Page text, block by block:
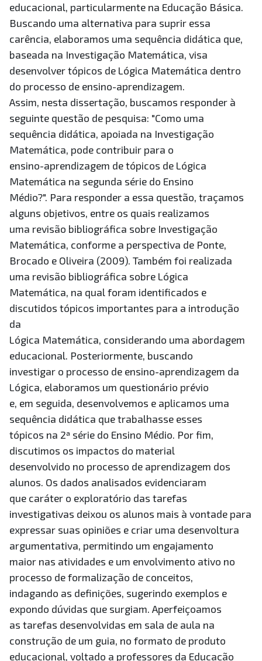
educacional, particularmente na Educação Básica.
Buscando uma alternativa para suprir essa
carência, elaboramos uma sequência didática que,
baseada na Investigação Matemática, visa
desenvolver tópicos de Lógica Matemática dentro
do processo de ensino-aprendizagem.
Assim, nesta dissertação, buscamos responder à
seguinte questão de pesquisa: "Como uma
sequência didática, apoiada na Investigação
Matemática, pode contribuir para o
ensino-aprendizagem de tópicos de Lógica
Matemática na segunda série do Ensino
Médio?". Para responder a essa questão, traçamos
alguns objetivos, entre os quais realizamos
uma revisão bibliográfica sobre Investigação
Matemática, conforme a perspectiva de Ponte,
Brocado e Oliveira (2009). Também foi realizada
uma revisão bibliográfica sobre Lógica
Matemática, na qual foram identificados e
discutidos tópicos importantes para a introdução
da
Lógica Matemática, considerando uma abordagem
educacional. Posteriormente, buscando
investigar o processo de ensino-aprendizagem da
Lógica, elaboramos um questionário prévio
e, em seguida, desenvolvemos e aplicamos uma
sequência didática que trabalhasse esses
tópicos na 2ª série do Ensino Médio. Por fim,
discutimos os impactos do material
desenvolvido no processo de aprendizagem dos
alunos. Os dados analisados evidenciaram
que caráter o exploratório das tarefas
investigativas deixou os alunos mais à vontade para
expressar suas opiniões e criar uma desenvoltura
argumentativa, permitindo um engajamento
maior nas atividades e um envolvimento ativo no
processo de formalização de conceitos,
indagando as definições, sugerindo exemplos e
expondo dúvidas que surgiam. Aperfeiçoamos
as tarefas desenvolvidas em sala de aula na
construção de um guia, no formato de produto
educacional, voltado a professores da Educação